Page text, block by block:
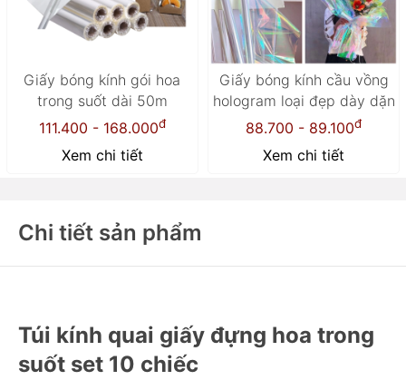
Giấy bóng kính gói hoa
trong suốt dài 50m
111.400 - 168.000đ
Xem chi tiết
Giấy bóng kính cầu vồng
hologram loại đẹp dày dặn
88.700 - 89.100đ
Xem chi tiết
Chi tiết sản phẩm
Túi kính quai giấy đựng hoa trong
suốt set 10 chiếc